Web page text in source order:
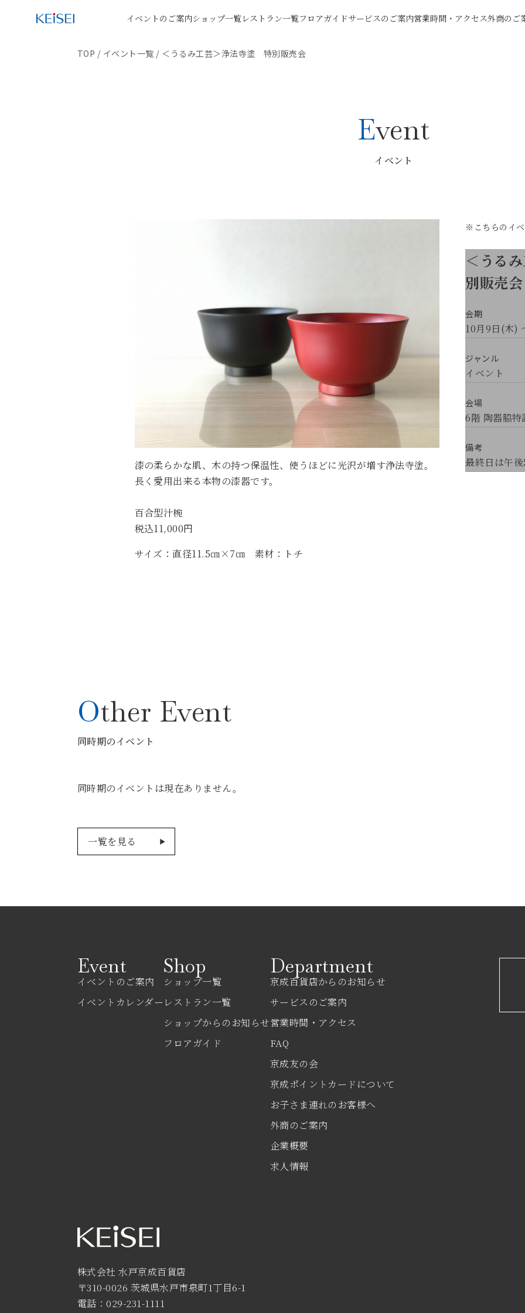
イベントのご案内ショップ一覧レストラン一覧フロアガイドサービスのご案内営業時間・アクセス外商のご
TOP / イベント一覧 / ＜うるみ工芸＞浄法寺塗 特別販売会
Event
イベント
漆の柔らかな肌、木の持つ保温性、使うほどに光沢が増す浄法寺塗。
長く愛用出来る本物の漆器です。
百合型汁椀
税込11,000円
サイズ：直径11.5㎝×7㎝ 素材：トチ
※こちらのイ
＜うる
別販売会
会期
10月9日(木)
ジャンル
イベント
会場
6階 陶器脇特
備考
最終日は午
Other Event
同時期のイベント
同時期のイベントは現在ありません。
一覧を見る
Event
イベントのご案内
イベントカレンダー
Shop
ショップ一覧
レストラン一覧
ショップからのお知らせ
フロアガイド
Department
京成百貨店からのお知らせ
サービスのご案内
営業時間・アクセス
FAQ
京成友の会
京成ポイントカードについて
お子さま連れのお客様へ
外商のご案内
企業概要
求人情報
株式会社 水戸京成百貨店
〒310-0026 茨城県水戸市泉町1丁目6-1
電話：029-231-1111